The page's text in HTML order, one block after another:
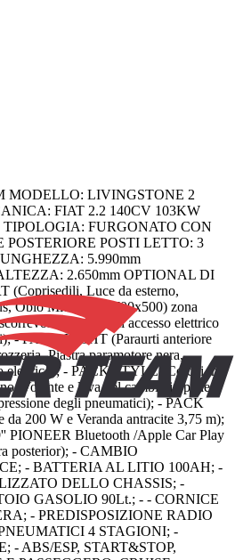
MODELLO: LIVINGSTONE 2
FIAT 2.2 140CV 103KW
FURGONATO CON
POSTI LETTO: 3
5.990mm
2.650mm OPTIONAL DI
(Coprisedili, Luce da esterno,
Oblò Midi Heki (700x500) zona
Gradino di accesso elettrico
- PACK LIGHT (Paraurti anteriore
Piastra paramotore nera,
elettrico); - PACK STYLE (Cerchi in
Volante e leva del cambio in pelle e
degli pneumatici); - PACK
200 W e Veranda antracite 3,75 m);
PIONEER Bluetooth /Apple Car Play
posterior); - CAMBIO
- BATTERIA AL LITIO 100AH; -
DELLO CHASSIS; -
GASOLIO 90Lt.; - - CORNICE
- PREDISPOSIZIONE RADIO
4 STAGIONI; -
ABS/ESP, START&STOP,